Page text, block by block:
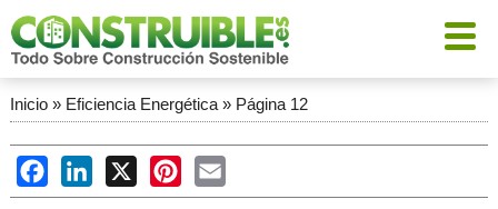
Inicio» Eficiencia Energética» Página 12
FacebookLinkedIn
X PinterestEmail